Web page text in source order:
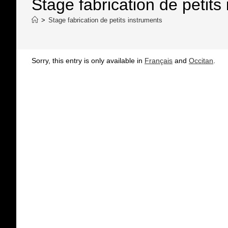
Stage fabrication de petits
> Stage fabrication de petits instruments
Sorry, this entry is only available in Français and Occitan